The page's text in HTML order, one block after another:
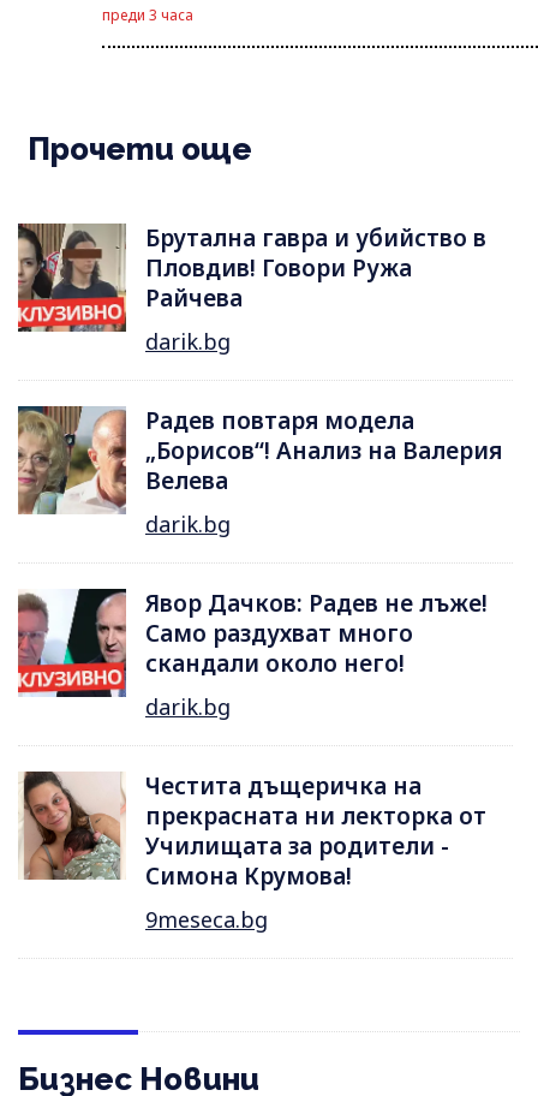
преди 3 часа
Прочети още
Брутална гавра и убийство в
Пловдив! Говори Ружа
Райчева
darik.bg
Радев повтаря модела
„Борисов“! Анализ на Валерия
Велева
darik.bg
Явор Дачков: Радев не лъже!
Само раздухват много
скандали около него!
darik.bg
Честита дъщеричка на
прекрасната ни лекторка от
Училищата за родители -
Симона Крумова!
9meseca.bg
Бизнес Новини